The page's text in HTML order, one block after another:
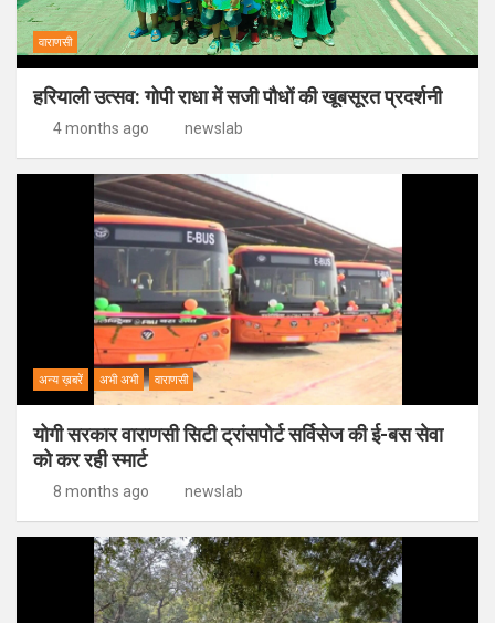
वाराणसी
हरियाली उत्सव: गोपी राधा में सजी पौधों की खूबसूरत प्रदर्शनी
4 months ago newslab
अन्य ख़बरें अभी अभी वाराणसी
योगी सरकार वाराणसी सिटी ट्रांसपोर्ट सर्विसेज की ई-बस सेवा
को कर रही स्मार्ट
8 months ago newslab